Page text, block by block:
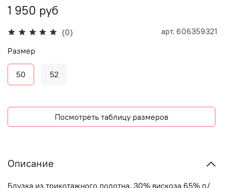
(0) арт. 606359321
1 950 руб
Размер
50 52
Посмотреть таблицу размеров
Описание
Блузка из трикотажного полотна. 30% вискоза 65% п/